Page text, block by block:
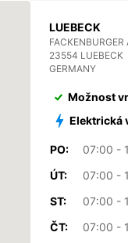
LUEBECK
23554 LUEBECK
GERMANY
Možnost
Elektrická
PO:
07:00 -
ÚT:
07:00 -
ST:
07:00 -
ČT:
07:00 -